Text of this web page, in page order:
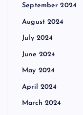
September 2024
August 2024
July 2024
June 2024
May 2024
April 2024
March 2024